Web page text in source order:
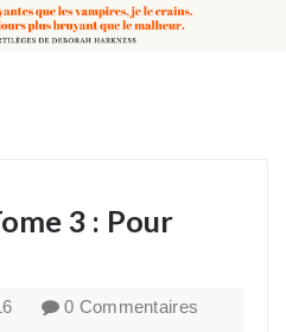
3 : Pour
0 Commentaires